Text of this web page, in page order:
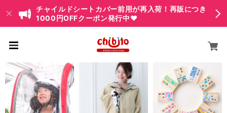
チャイルドシートカバー前用が再入荷！再販につき
1000円OFFクーポン発行中♥